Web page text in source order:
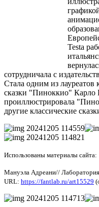
Testa
сотрудничала с
Стала одним из
сказки "Пиноккио" Карло
проиллюстрировала
другие классические
Использованы материалы сайта:
Мануэла Адреани//
URL: https://fantlab.ru/art15529